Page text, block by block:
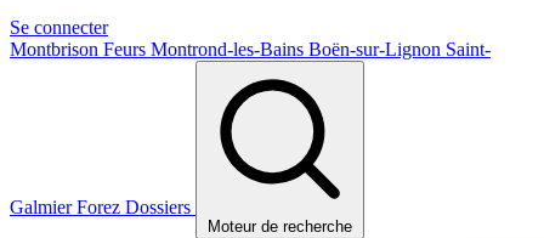
Se connecter
Montbrison Feurs Montrond-les-Bains Boën-sur-Lignon Saint-
GalmierForez Dossiers
Moteur de recherche